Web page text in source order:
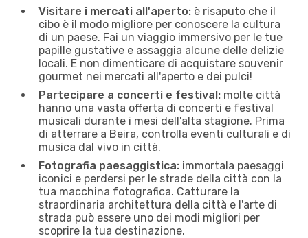
Visitare i mercati all'aperto: è risaputo che il
cibo è il modo migliore per conoscere la cultura
di un paese. Fai un viaggio immersivo per le tue
papille gustative e assaggia alcune delle delizie
locali. E non dimenticare di acquistare souvenir
gourmet nei mercati all'aperto e dei pulci!
Partecipare a concerti e festival: molte città
hanno una vasta offerta di concerti e festival
musicali durante i mesi dell'alta stagione. Prima
di atterrare a Beira, controlla eventi culturali e di
musica dal vivo in città.
Fotografia paesaggistica: immortala paesaggi
iconici e perdersi per le strade della città con la
tua macchina fotografica. Catturare la
straordinaria architettura della città e l'arte di
strada può essere uno dei modi migliori per
scoprire la tua destinazione.